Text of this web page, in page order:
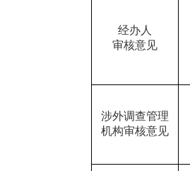
经办人
审核意见
涉外调查管理
机构审核意见